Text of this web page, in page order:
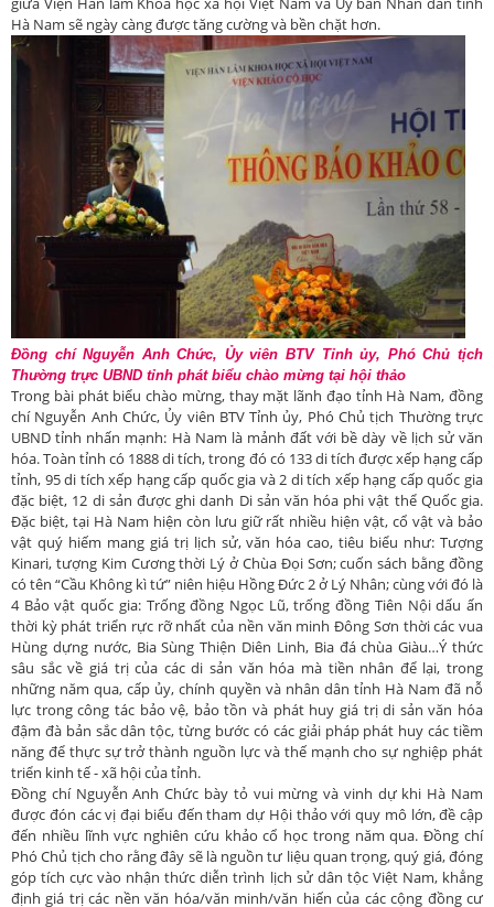
Hà Nam sẽ ngày càng được tăng cường và bền chặt hơn.
Đồng chí Nguyễn Anh Chức, Ủy viên BTV Tỉnh ủy, Phó Chủ tịch
Thường trực UBND tỉnh phát biểu chào mừng tại hội thảo
Trong bài phát biểu chào mừng, thay mặt lãnh đạo tỉnh Hà Nam, đồng
chí Nguyễn Anh Chức, Ủy viên BTV Tỉnh ủy, Phó Chủ tịch Thường trực
UBND tỉnh nhấn mạnh: Hà Nam là mảnh đất với bề dày về lịch sử văn
hóa. Toàn tỉnh có 1888 di tích, trong đó có 133 di tích được xếp hạng cấp
tỉnh, 95 di tích xếp hạng cấp quốc gia và 2 di tích xếp hạng cấp quốc gia
đặc biệt, 12 di sản được ghi danh Di sản văn hóa phi vật thể Quốc gia.
Đặc biệt, tại Hà Nam hiện còn lưu giữ rất nhiều hiện vật, cổ vật và bảo
vật quý hiếm mang giá trị lịch sử, văn hóa cao, tiêu biểu như: Tượng
Kinari, tượng Kim Cương thời Lý ở Chùa Đọi Sơn; cuốn sách bằng đồng
có tên “Cầu Không kì tứ” niên hiệu Hồng Đức 2 ở Lý Nhân; cùng với đó là
4 Bảo vật quốc gia: Trống đồng Ngọc Lũ, trống đồng Tiên Nội dấu ấn
thời kỳ phát triển rực rỡ nhất của nền văn minh Đông Sơn thời các vua
Hùng dựng nước, Bia Sùng Thiện Diên Linh, Bia đá chùa Giàu…Ý thức
sâu sắc về giá trị của các di sản văn hóa mà tiền nhân để lại, trong
những năm qua, cấp ủy, chính quyền và nhân dân tỉnh Hà Nam đã nỗ
lực trong công tác bảo vệ, bảo tồn và phát huy giá trị di sản văn hóa
đậm đà bản sắc dân tộc, từng bước có các giải pháp phát huy các tiềm
năng để thực sự trở thành nguồn lực và thế mạnh cho sự nghiệp phát
triển kinh tế - xã hội của tỉnh.
Đồng chí Nguyễn Anh Chức bày tỏ vui mừng và vinh dự khi Hà Nam
được đón các vị đại biểu đến tham dự Hội thảo với quy mô lớn, đề cập
đến nhiều lĩnh vực nghiên cứu khảo cổ học trong năm qua. Đồng chí
Phó Chủ tịch cho rằng đây sẽ là nguồn tư liệu quan trọng, quý giá, đóng
góp tích cực vào nhận thức diễn trình lịch sử dân tộc Việt Nam, khẳng
định giá trị các nền văn hóa/văn minh/văn hiến của các cộng đồng cư